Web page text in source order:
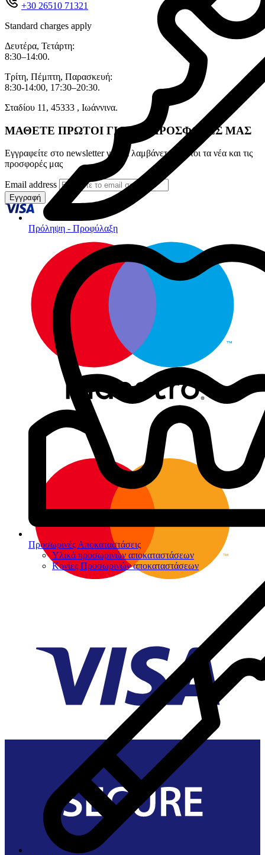
Πρόληψη - Προφύλαξη
Προσωρινές Αποκαταστάσεις
Υλικά προσωρινών αποκαταστάσεων
Κονίες Προσωρινών αποκαταστάσεων
+30 26510 71321
Standard charges apply
Δευτέρα, Τετάρτη:
8:30–14:00.
Τρίτη, Πέμπτη, Παρασκευή:
8:30-14:00, 17:30–20:30.
Σταδίου 11, 45333 , Ιωάννινα.
ΜΑΘΕΤΕ ΠΡΩΤΟΙ ΓΙΑ ΤΙΣ ΠΡΟΣΦΟΡΕΣ ΜΑΣ
Εγγραφείτε στο newsletter για να λαμβάνετε πρώτοι τα νέα και τις
προσφορές μας
Email address
Εγγραφή